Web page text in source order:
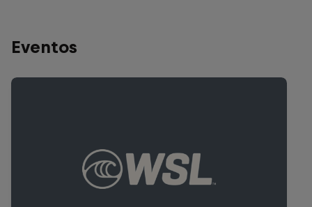
Eventos